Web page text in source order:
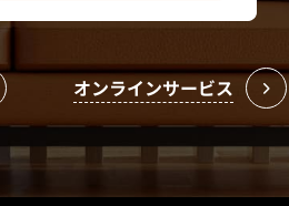
オンラインサービス